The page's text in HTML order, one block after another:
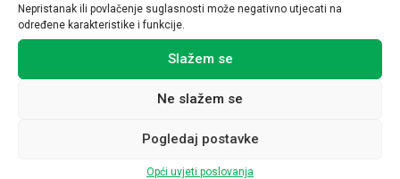
Nepristanak ili povlačenje suglasnosti može negativno utjecati na
određene karakteristike i funkcije.
Slažem se
Ne slažem se
Pogledaj postavke
Opći uvjeti poslovanja
Povezani proizvodi